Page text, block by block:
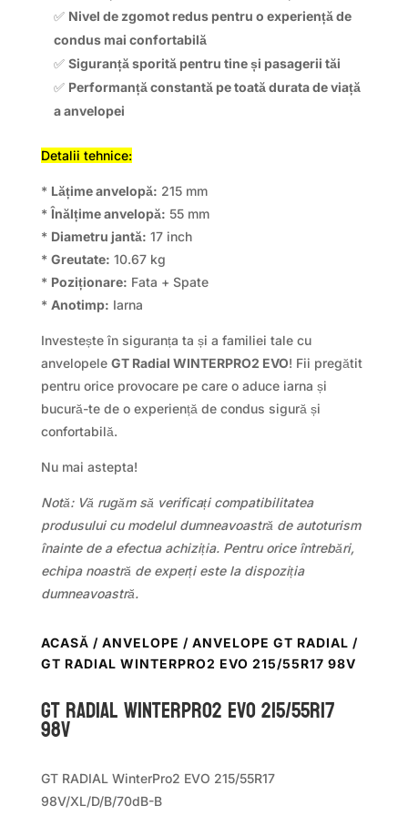
✅ Nivel de zgomot redus pentru o experiență de
condus mai confortabilă
✅ Siguranță sporită pentru tine și pasagerii tăi
✅ Performanță constantă pe toată durata de viață
a anvelopei
Detalii tehnice:
* Lățime anvelopă: 215 mm
*Înălțime anvelopă: 55 mm
* Diametru jantă: 17 inch
* Greutate: 10.67 kg
* Poziționare: Fata + Spate
* Anotimp: Iarna
Investește în siguranța ta și a familiei tale cu
anvelopele GT Radial WINTERPRO2 EVO! Fii pregătit
pentru orice provocare pe care o aduce iarna și
bucură-te de o experiență de condus sigură și
confortabilă.
Nu mai astepta!
Notă: Vă rugăm să verificați compatibilitatea
produsului cu modelul dumneavoastră de autoturism
înainte de a efectua achiziția. Pentru orice întrebări,
echipa noastră de experți este la dispoziția
dumneavoastră.
ACASĂ / ANVELOPE / ANVELOPE GT RADIAL /
GT RADIAL WINTERPRO2 EVO 215/55R17 98V
GT Radial WINTERPRO2 EVO 215/55R17
98V
GT RADIAL WinterPro2 EVO 215/55R17
98V/XL/D/B/70dB-B